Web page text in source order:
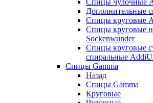
Дополнительные
Спицы круговые
Спицы круговые
Sockenwunder
Спицы круговые
спиральные
Спицы Gamma
Назад
Спицы Gamma
Круговые